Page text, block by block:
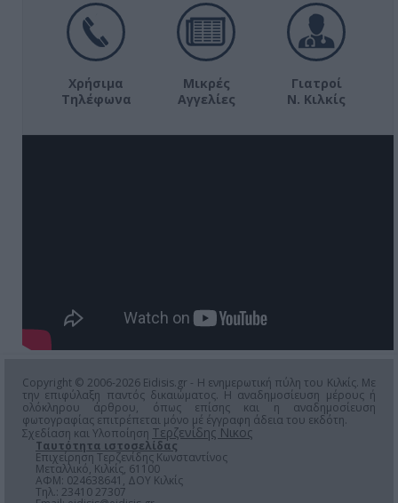
Χρήσιμα
Τηλέφωνα
Μικρές
Αγγελίες
Γιατροί
Ν. Κιλκίς
Copyright © 2006-2026 Eidisis.gr - Η ενημερωτική πύλη του Κιλκίς. Με
την επιφύλαξη παντός δικαιώματος. Η αναδημοσίευση μέρους ή
ολόκληρου άρθρου, όπως επίσης και η αναδημοσίευση
φωτογραφίας επιτρέπεται μόνο μέ έγγραφη άδεια του εκδότη.
Σχεδίαση και Υλοποίηση Τερζενίδης Νικος
Ταυτότητα ιστοσελίδας
Επιχείρηση Τερζενίδης Κωνσταντίνος
Μεταλλικό, Κιλκίς, 61100
ΑΦΜ: 024638641, ΔΟΥ Κιλκίς
Τηλ.: 23410 27307